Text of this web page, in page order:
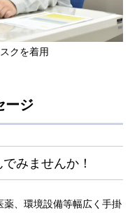
クを着用
ージ
みませんか！
、環境設備等幅広く手掛